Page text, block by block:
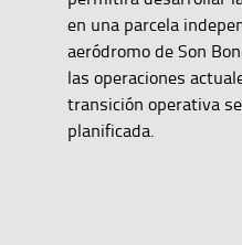
en una parcela
aeródromo de Son
las operaciones
transición operativa
planificada.